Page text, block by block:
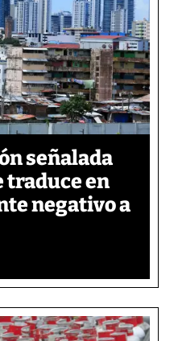
señalada
traduce en
negativo a